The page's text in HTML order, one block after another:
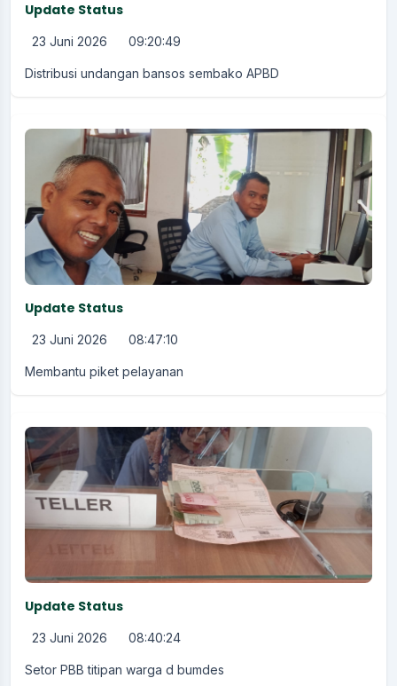
Update Status
23 Juni 2026 09:20:49
Distribusi undangan bansos sembako APBD
Update Status
23 Juni 2026 08:47:10
Membantu piket pelayanan
Update Status
23 Juni 2026 08:40:24
Setor PBB titipan warga d bumdes